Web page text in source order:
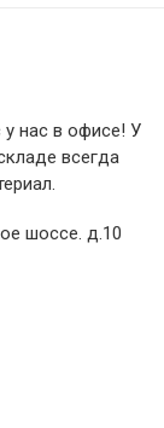
нас в офисе! У
всегда
шоссе. д.10